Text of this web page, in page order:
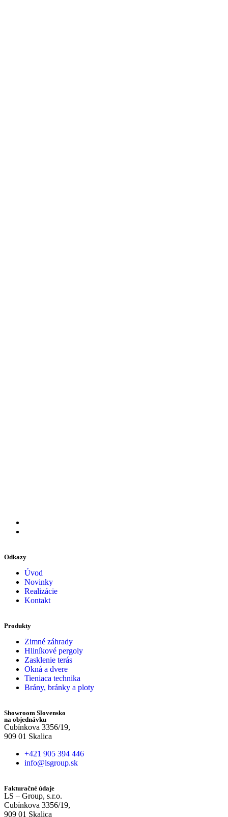
Odkazy
Úvod
Novinky
Realizácie
Kontakt
Produkty
Zimné záhrady
Hliníkové pergoly
Zasklenie terás
Okná a dvere
Tieniaca technika
Brány, bránky a ploty
Showroom Slovensko
na objednávku
Cubínkova 3356/19,
909 01 Skalica
+421 905 394 446
info@lsgroup.sk
Fakturačné údaje
LS – Group, s.r.o.
Cubínkova 3356/19,
909 01 Skalica